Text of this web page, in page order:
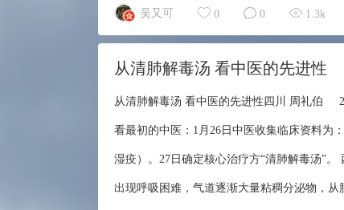
吴又可 0 0 1.3k
从清肺解毒汤 看中医的先进性
从清肺解毒汤 看中医的先进性四川 周礼伯
看最初的中医：1月26日中医收集临床资料为
湿疫）。27日确定核心治疗方“清肺解毒汤”
出现呼吸困难，气道逐渐大量粘稠分泌物，